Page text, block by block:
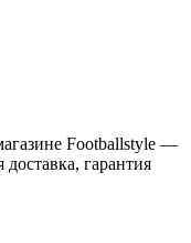
Footballstyle —
гарантия